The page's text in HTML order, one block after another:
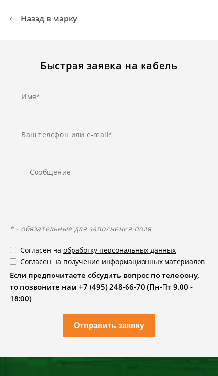
Назад в марку
Быстрая заявка на кабель
* - обязательные для заполнения поля
Согласен на обработку персональных данных
Согласен на получение информационных материалов
Если предпочитаете обсудить вопрос по телефону,
то позвоните нам +7 (495) 248-66-70 (Пн-Пт 9.00 -
18:00)
Отправить заявку